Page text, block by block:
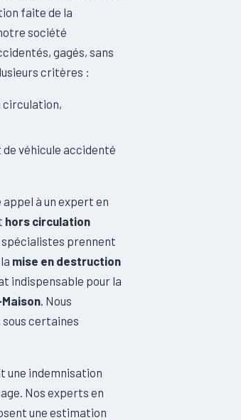
faite de la
société
gagés, sans
critères :
circulation,
véhicule accidenté
appel à un expert en
hors circulation
spécialistes prennent
mise en destruction
indispensable pour la
. Nous
sous certaines
une indemnisation
Nos experts en
une estimation